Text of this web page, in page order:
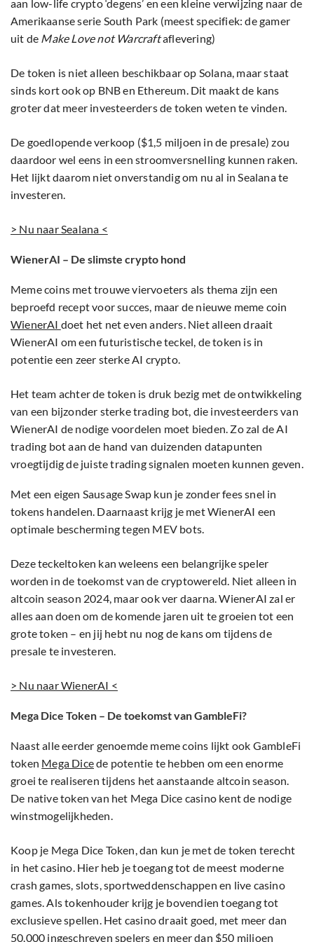
aan low-life crypto ‘degens’ en een kleine verwijzing naar de
Amerikaanse serie South Park (meest specifiek: de gamer
uit de Make Love not Warcraftaflevering)
De token is niet alleen beschikbaar op Solana, maar staat
sinds kort ook op BNB en Ethereum. Dit maakt de kans
groter dat meer investeerders de token weten te vinden.
De goedlopende verkoop ($1,5 miljoen in de presale) zou
daardoor wel eens in een stroomversnelling kunnen raken.
Het lijkt daarom niet onverstandig om nu al in Sealana te
investeren.
> Nu naar Sealana <
WienerAI – De slimste crypto hond
Meme coins met trouwe viervoeters als thema zijn een
beproefd recept voor succes, maar de nieuwe meme coin
WienerAI doet het net even anders. Niet alleen draait
WienerAI om een futuristische teckel, de token is in
potentie een zeer sterke AI crypto.
Het team achter de token is druk bezig met de ontwikkeling
van een bijzonder sterke trading bot, die investeerders van
WienerAI de nodige voordelen moet bieden. Zo zal de AI
trading bot aan de hand van duizenden datapunten
vroegtijdig de juiste trading signalen moeten kunnen geven.
Met een eigen Sausage Swap kun je zonder fees snel in
tokens handelen. Daarnaast krijg je met WienerAI een
optimale bescherming tegen MEV bots.
Deze teckeltoken kan weleens een belangrijke speler
worden in de toekomst van de cryptowereld. Niet alleen in
altcoin season 2024, maar ook ver daarna. WienerAI zal er
alles aan doen om de komende jaren uit te groeien tot een
grote token – en jij hebt nu nog de kans om tijdens de
presale te investeren.
> Nu naar WienerAI <
Mega Dice Token – De toekomst van GambleFi?
Naast alle eerder genoemde meme coins lijkt ook GambleFi
token Mega Dicede potentie te hebben om een enorme
groei te realiseren tijdens het aanstaande altcoin season.
De native token van het Mega Dice casino kent de nodige
winstmogelijkheden.
Koop je Mega Dice Token, dan kun je met de token terecht
in het casino. Hier heb je toegang tot de meest moderne
crash games, slots, sportweddenschappen en live casino
games. Als tokenhouder krijg je bovendien toegang tot
exclusieve spellen. Het casino draait goed, met meer dan
50.000 ingeschreven spelers en meer dan $50 miljoen